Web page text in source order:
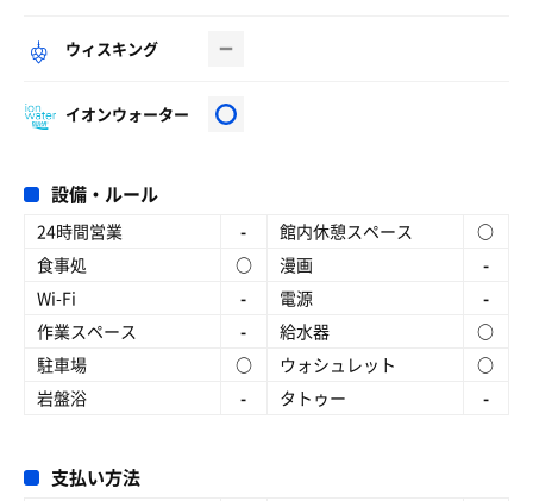
ウィスキング
イオンウォーター
設備・ルール
24時間営業 - 館内休憩スペース
○
食事処
○ 漫画
-
Wi-Fi
- 電源
-
作業スペース
- 給水器
○
駐車場
○ ウォシュレット
○
岩盤浴
- タトゥー -
支払い方法